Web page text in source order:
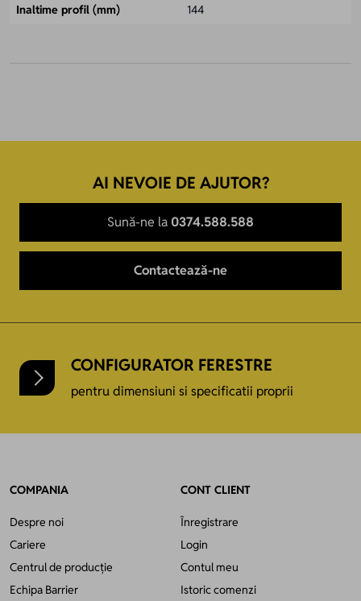
Inaltime profil (mm)
144
AI NEVOIE DE AJUTOR?
Sună-ne la 0374.588.588
Contactează-ne
CONFIGURATOR FERESTRE
pentru dimensiuni si specificatii proprii
COMPANIA
Despre noi
Cariere
Centrul de producție
Echipa Barrier
CONT CLIENT
Înregistrare
Login
Contul meu
Istoric comenzi